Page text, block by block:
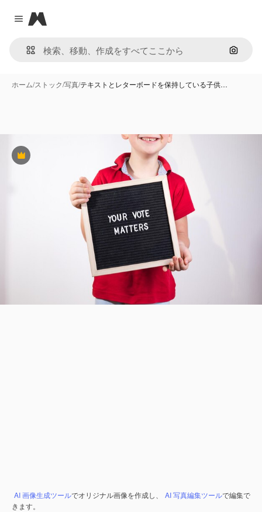
Close menu
Magnific
画像で
ホーム/ストック/写真/テキストとレターボードを保持している子供…
Premium
AI 画像生成ツールでオリジナル画像を作成し、 AI 写真編集ツールで編集で
きます。